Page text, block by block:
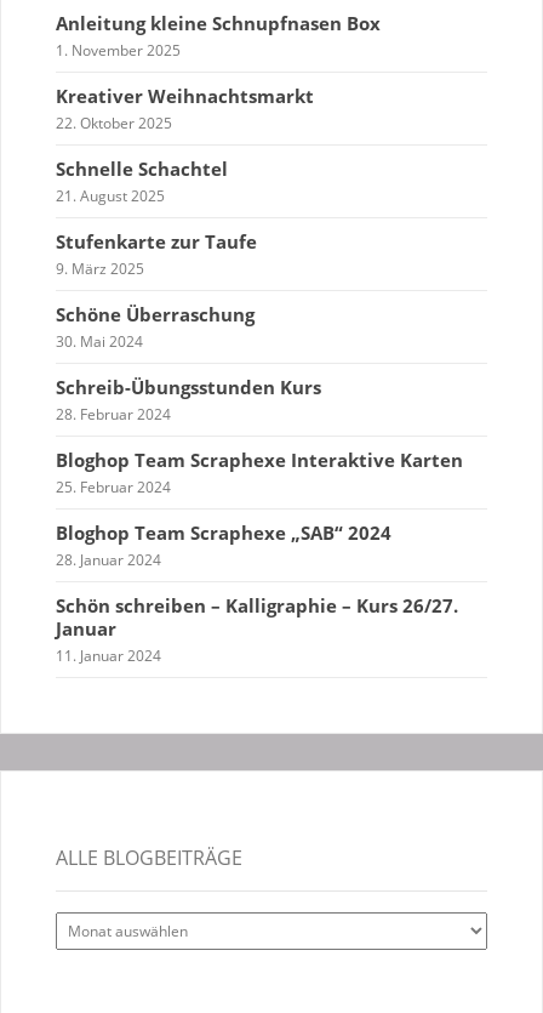
Anleitung kleine Schnupfnasen Box
1. November 2025
Kreativer Weihnachtsmarkt
22. Oktober 2025
Schnelle Schachtel
21. August 2025
Stufenkarte zur Taufe
9. März 2025
Schöne Überraschung
30. Mai 2024
Schreib-Übungsstunden Kurs
28. Februar 2024
Bloghop Team Scraphexe Interaktive Karten
25. Februar 2024
Bloghop Team Scraphexe „SAB“ 2024
28. Januar 2024
Schön schreiben – Kalligraphie – Kurs 26/27.
Januar
11. Januar 2024
ALLE BLOGBEITRÄGE
Alle
Blogbeiträge